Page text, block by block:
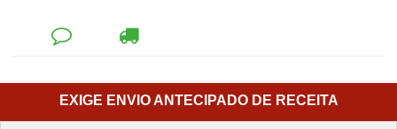
DEIXE
COMENTÁRIO
CALCULAR
FRETE
EXIGE ENVIO ANTECIPADO DE RECEITA